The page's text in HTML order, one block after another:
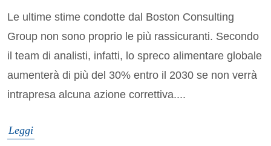
Le ultime stime condotte dal Boston Consulting
Group non sono proprio le più rassicuranti. Secondo
il team di analisti, infatti, lo spreco alimentare globale
aumenterà di più del 30% entro il 2030 se non verrà
intrapresa alcuna azione correttiva....
Leggi